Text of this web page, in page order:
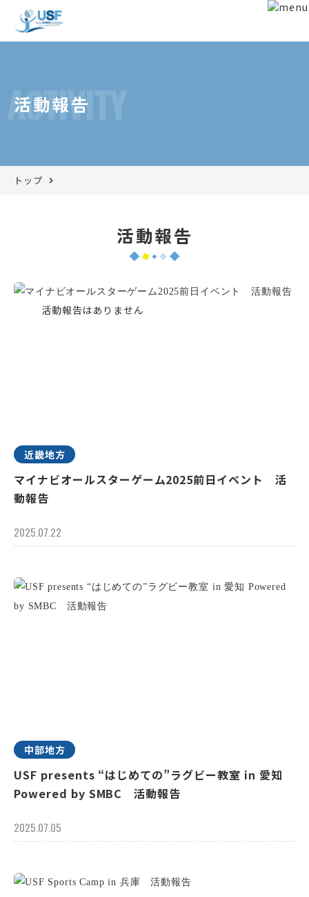
ACTIVITY
活動報告
トップ
活動報告
近畿地方
マイナビオールスターゲーム2025前日イベント 活
動報告
2025.07.22
中部地方
USF presents “はじめての”ラグビー教室 in 愛知
Powered by SMBC 活動報告
2025.07.05